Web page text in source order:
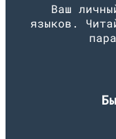
Ваш
языков.